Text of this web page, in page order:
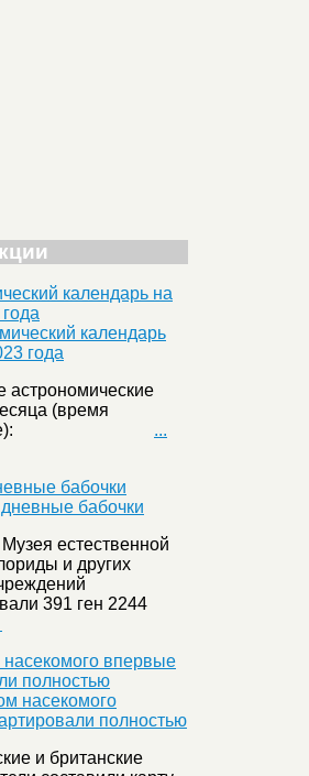
календарь на
астрономические
(время
...
бабочки
естественной
и других
391 ген 2244
насекомого впервые
полностью
и британские